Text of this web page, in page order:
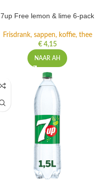
7up Free lemon & lime 6-pack
Frisdrank, sappen, koffie, thee
€4,15
NAAR AH